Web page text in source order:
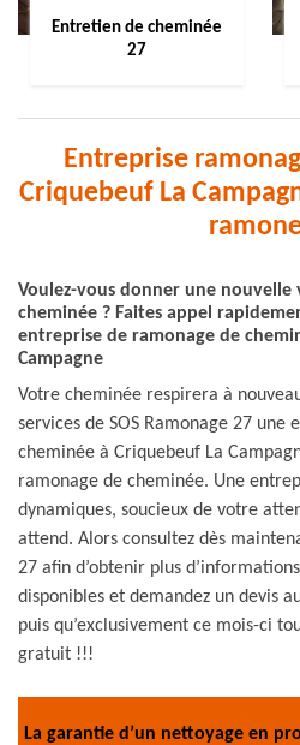
Entretien de cheminée
27
Entreprise
Criquebeuf La
Voulez-vous donner une
cheminée ? Faites appel
entreprise de ramonage de
Campagne
Votre cheminée respirera à
services de SOS Ramonage 27
cheminée à Criquebeuf La
ramonage de cheminée. Une
dynamiques, soucieux de votre
attend. Alors consultez dès
27 afin d’obtenir plus
disponibles et demandez un devis
puis qu’exclusivement ce mois-ci
gratuit !!!
La garantie d’un nettoyage en